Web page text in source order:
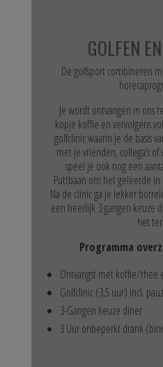
GOLFEN
De golfsport combineren
Je wordt ontvangen in ons
kopje koffie en vervolgens
golfclinic waarin je de basis
met je vrienden, collega’s
speel je ook nog een
Puttbaan om het geleerde
Na de clinic ga je lekker
een heerlijk 3 gangen keuze
het
Programma
Ontvangst met koffie/thee
Golfclinic (3,5 uur) incl.
3-Gangen keuze diner
3 Uur onbeperkt drank